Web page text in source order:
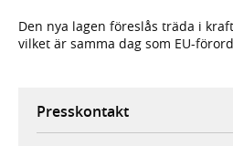
Den nya lagen föreslås träda i
vilket är samma dag som EU-
Presskontakt